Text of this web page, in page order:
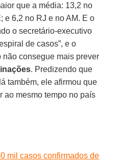
que a média: 13,2 no
e 6,2 no RJ e no AM. E o
o secretário-executivo
de casos”, e o
consegue mais prever
. Predizendo que
também, ele afirmou que
ao mesmo tempo no país
mil casos confirmados de